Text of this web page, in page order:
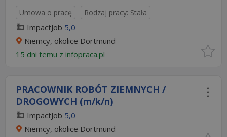
Umowa o pracę Rodzaj pracy: Stała
ImpactJob 5,0
Niemcy, okolice Dortmund
15 dni temu z infopraca.pl
PRACOWNIK ROBÓT ZIEMNYCH /
DROGOWYCH (m/k/n)
ImpactJob 5,0
Niemcy, okolice Dortmund